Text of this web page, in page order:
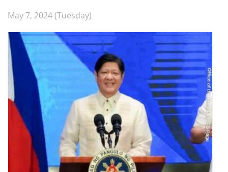
May 7, 2024 (Tuesday)